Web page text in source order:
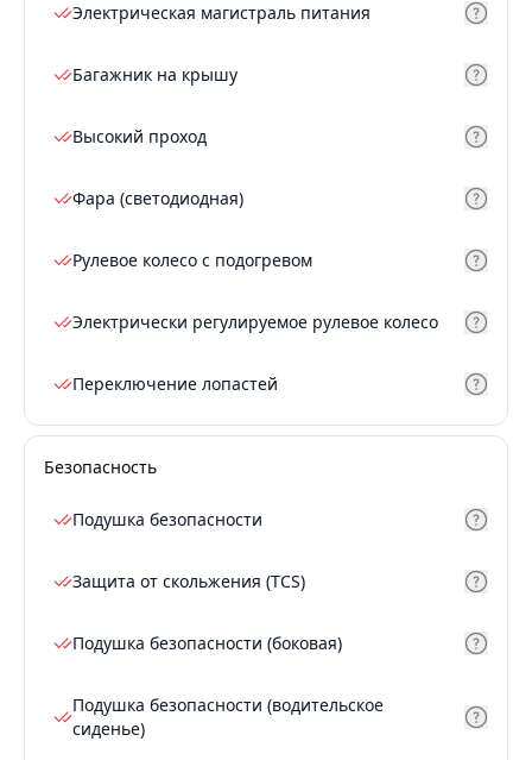
Электрическая магистраль питания
Багажник на крышу
Высокий проход
Фара (светодиодная)
Рулевое колесо с подогревом
Электрически регулируемое рулевое колесо
Переключение лопастей
Безопасность
Подушка безопасности
Защита от скольжения (TCS)
Подушка безопасности (боковая)
Подушка безопасности (водительское
сиденье)